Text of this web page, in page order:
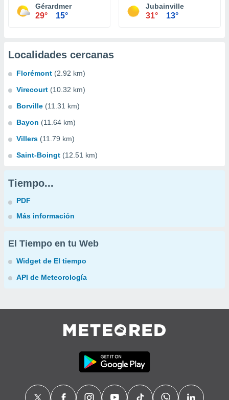
Gérardmer
29° 15°
Jubainville
31° 13°
Localidades cercanas
Florémont (2.92 km)
Virecourt (10.32 km)
Borville (11.31 km)
Bayon (11.64 km)
Villers (11.79 km)
Saint-Boingt (12.51 km)
Tiempo...
PDF
Más información
El Tiempo en tu Web
Widget de El tiempo
API de Meteorología